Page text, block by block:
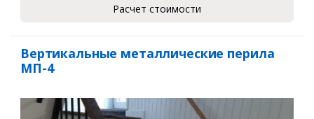
Расчет стоимости
Вертикальные металлические перила
МП-4